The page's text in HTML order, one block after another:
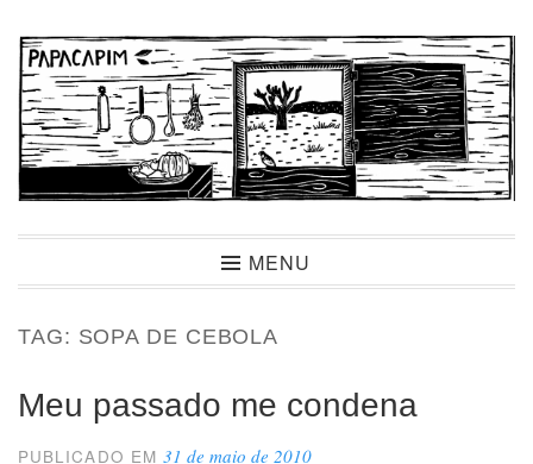
para
conteúdo
PapacapimMENU
TAG: SOPA DE CEBOLA
Meu passado me condena
PUBLICADO EM31 de maio de 2010